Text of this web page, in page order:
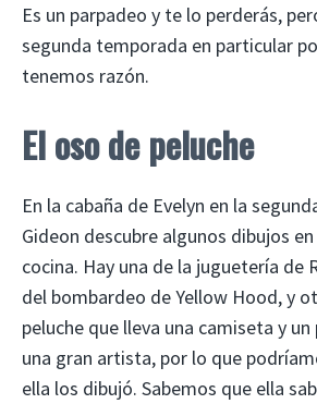
Es un parpadeo y te lo perderás,
segunda temporada en particular
tenemos razón.
El oso de peluche
En la cabaña de Evelyn en la
Gideon descubre algunos dibujos
cocina. Hay una de la juguetería de
del bombardeo de Yellow Hood, y
peluche que lleva una camiseta y un
una gran artista, por lo que
ella los dibujó. Sabemos que ella